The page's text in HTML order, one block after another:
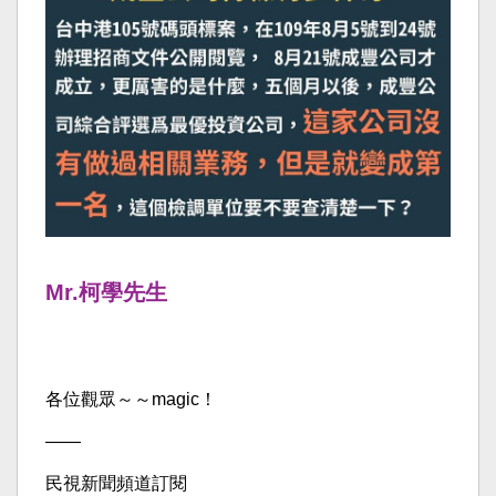
Mr.柯學先生
各位觀眾～～magic！
——
民視新聞頻道訂閱